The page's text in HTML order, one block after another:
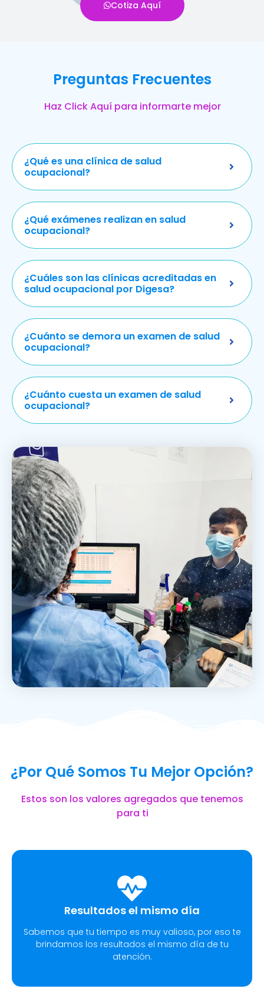
Cotiza Aquí
Preguntas Frecuentes
Haz Click Aquí para informarte mejor
¿Qué es una clínica de salud
ocupacional?
¿Qué exámenes realizan en salud
ocupacional?
¿Cuáles son las clínicas acreditadas en
salud ocupacional por Digesa?
¿Cuánto se demora un examen de salud
ocupacional?
¿Cuánto cuesta un examen de salud
ocupacional?
¿Por Qué Somos Tu Mejor Opción?
Estos son los valores agregados que tenemos
para ti
Resultados el mismo día
Sabemos que tu tiempo es muy valioso, por eso te
brindamos los resultados el mismo día de tu
atención.